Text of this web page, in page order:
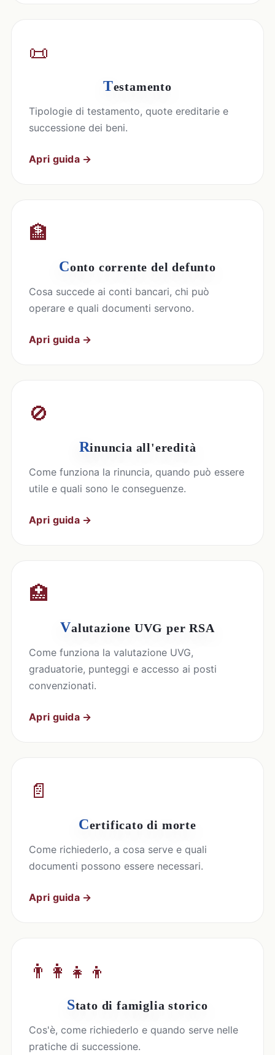
📜
Testamento
Tipologie di testamento, quote ereditarie e
successione dei beni.
Apri guida →
🏦
Conto corrente del defunto
Cosa succede ai conti bancari, chi può
operare e quali documenti servono.
Apri guida →
🚫
Rinuncia all'eredità
Come funziona la rinuncia, quando può essere
utile e quali sono le conseguenze.
Apri guida →
🏥
Valutazione UVG per RSA
Come funziona la valutazione UVG,
graduatorie, punteggi e accesso ai posti
convenzionati.
Apri guida →
📄
Certificato di morte
Come richiederlo, a cosa serve e quali
documenti possono essere necessari.
Apri guida →
👨‍👩‍👧‍👦
Stato di famiglia storico
Cos'è, come richiederlo e quando serve nelle
pratiche di successione.